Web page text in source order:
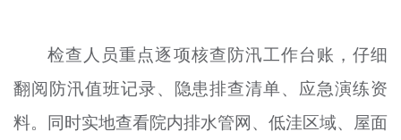
检查人员重点逐项核查防汛工作台账，仔细
翻阅防汛值班记录、隐患排查清单、应急演练资
料。同时实地查看院内排水管网、低洼区域、屋面